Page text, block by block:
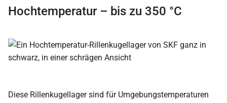
Hochtemperatur – bis zu 350 °C
Diese Rillenkugellager sind für Umgebungstemperaturen